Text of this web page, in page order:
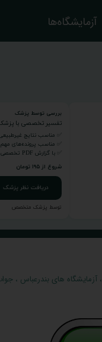
آزمایشگاه‌ها
بررسی توسط پزشک
تفسیر تخصصی با
✅ مناسب نتایج
✅ مناسب پرونده‌های مهم
✅ با گزارش PDF تخصصی
شروع از ۱۹۵ تومان
دریافت نظر پزشک
توسط پزشک متخصص
،آزمایشگاه های بندرعباس ،